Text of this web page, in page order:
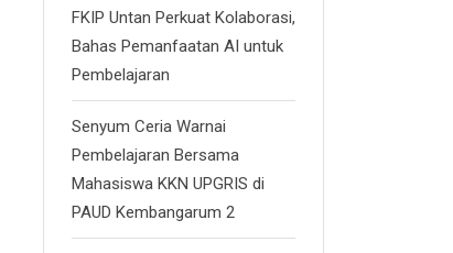
FKIP Untan Perkuat Kolaborasi,
Bahas Pemanfaatan AI untuk
Pembelajaran
Senyum Ceria Warnai
Pembelajaran Bersama
Mahasiswa KKN UPGRIS di
PAUD Kembangarum 2